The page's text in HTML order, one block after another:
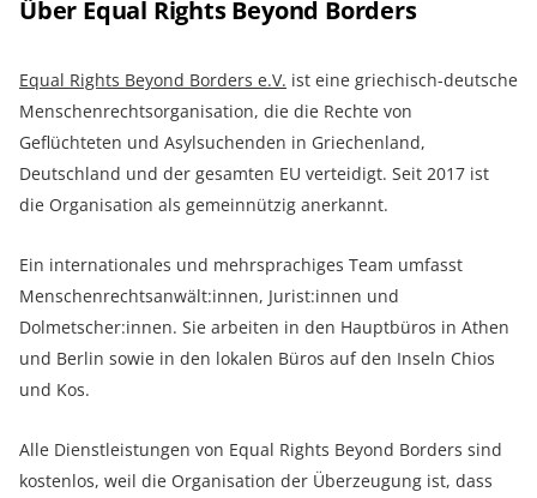
Über Equal Rights Beyond Borders
Equal Rights Beyond Borders e.V. ist eine griechisch-deutsche
Menschenrechtsorganisation, die die Rechte von
Geflüchteten und Asylsuchenden in Griechenland,
Deutschland und der gesamten EU verteidigt. Seit 2017 ist
die Organisation als gemeinnützig anerkannt.
Ein internationales und mehrsprachiges Team umfasst
Menschenrechtsanwält:innen, Jurist:innen und
Dolmetscher:innen. Sie arbeiten in den Hauptbüros in Athen
und Berlin sowie in den lokalen Büros auf den Inseln Chios
und Kos.
Alle Dienstleistungen von Equal Rights Beyond Borders sind
kostenlos, weil die Organisation der Überzeugung ist, dass